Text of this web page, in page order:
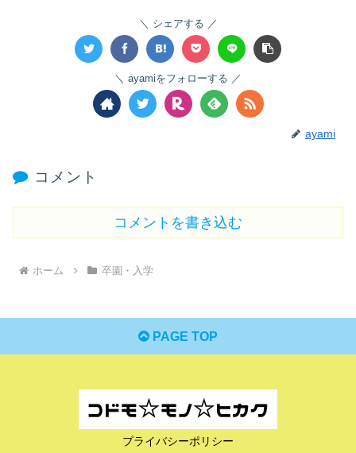
シェアする
ayamiをフォローする
ayami
コメント
コメントを書き込む
ホーム 卒園・入学
PAGE TOP
プライバシーポリシー